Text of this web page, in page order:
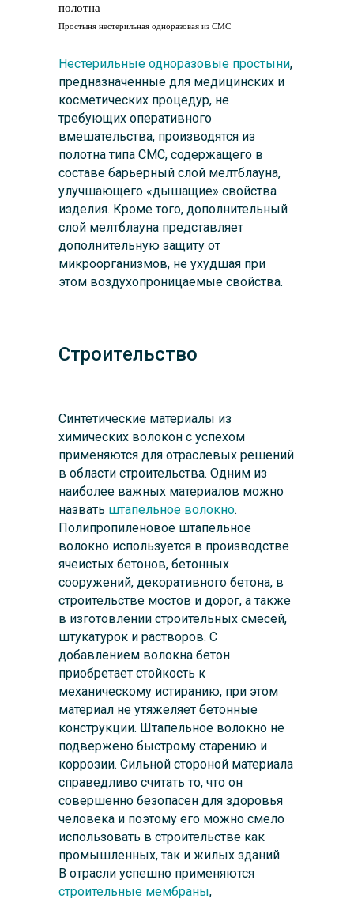
полотна
Простыня нестерильная одноразовая из СМС
Нестерильные одноразовые простыни,
предназначенные для медицинских и
косметических процедур, не
требующих оперативного
вмешательства, производятся из
полотна типа СМС, содержащего в
составе барьерный слой мелтблауна,
улучшающего «дышащие» свойства
изделия. Кроме того, дополнительный
слой мелтблауна представляет
дополнительную защиту от
микроорганизмов, не ухудшая при
этом воздухопроницаемые свойства.
Строительство
Синтетические материалы из
химических волокон с успехом
применяются для отраслевых решений
в области строительства. Одним из
наиболее важных материалов можно
назвать штапельное волокно.
Полипропиленовое штапельное
волокно используется в производстве
ячеистых бетонов, бетонных
сооружений, декоративного бетона, в
строительстве мостов и дорог, а также
в изготовлении строительных смесей,
штукатурок и растворов. С
добавлением волокна бетон
приобретает стойкость к
механическому истиранию, при этом
материал не утяжеляет бетонные
конструкции. Штапельное волокно не
подвержено быстрому старению и
коррозии. Сильной стороной материала
справедливо считать то, что он
совершенно безопасен для здоровья
человека и поэтому его можно смело
использовать в строительстве как
промышленных, так и жилых зданий.
В отрасли успешно применяются
строительные мембраны,